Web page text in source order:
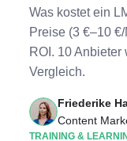
Was kostet ein
Preise (3 €–10
ROI. 10
Vergleich.
Friederike
Content
TRAINING &